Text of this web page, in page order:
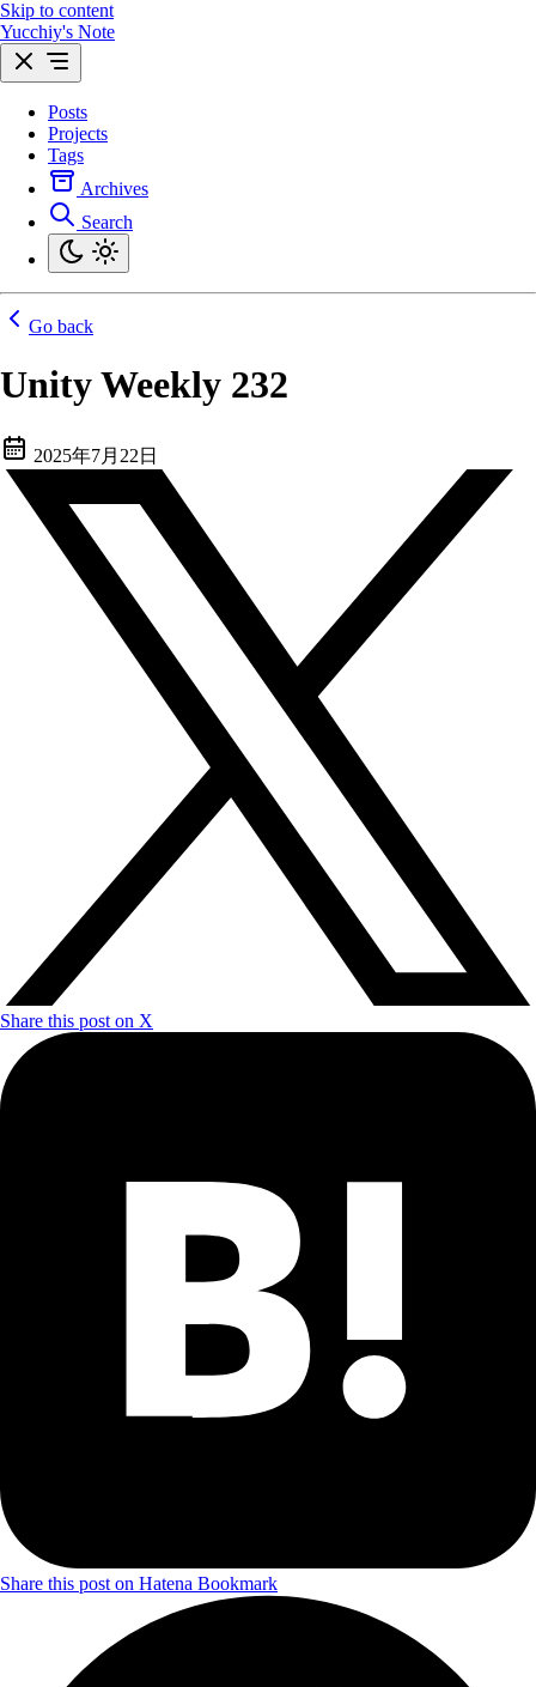
Skip to content
Yucchiy's Note
Posts
Projects
Tags
Archives
Search
Go back
Unity Weekly 232
2025年7月22日
Share this post on X
Share this post on Hatena Bookmark